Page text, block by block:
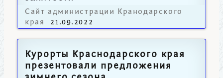
несовершеннолетних.
Сайт администрации Кранодарского
края
21.09.2022
Курорты Краснодарского края
презентовали предложения